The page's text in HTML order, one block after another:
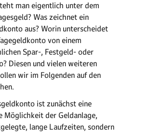
man eigentlich unter dem
Was zeichnet ein
aus? Worin unterscheidet
von einem
Spar-, Festgeld- oder
Diesen und vielen weiteren
wir im Folgenden auf den
ist zunächst eine
Möglichkeit der Geldanlage,
lange Laufzeiten, sondern